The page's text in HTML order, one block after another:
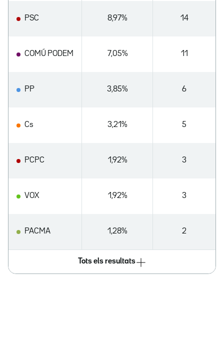
PSC 8,97% 14
COMÚ PODEM 7,05% 11
PP 3,85% 6
Cs 3,21% 5
PCPC 1,92% 3
VOX 1,92% 3
PACMA 1,28% 2
Tots els resultats